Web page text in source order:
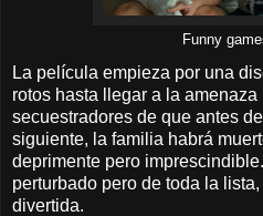
Funny
La película empieza por una
rotos hasta llegar a la amenaza
secuestradores de que antes
siguiente, la familia habrá
deprimente pero
perturbado pero de toda la
divertida.